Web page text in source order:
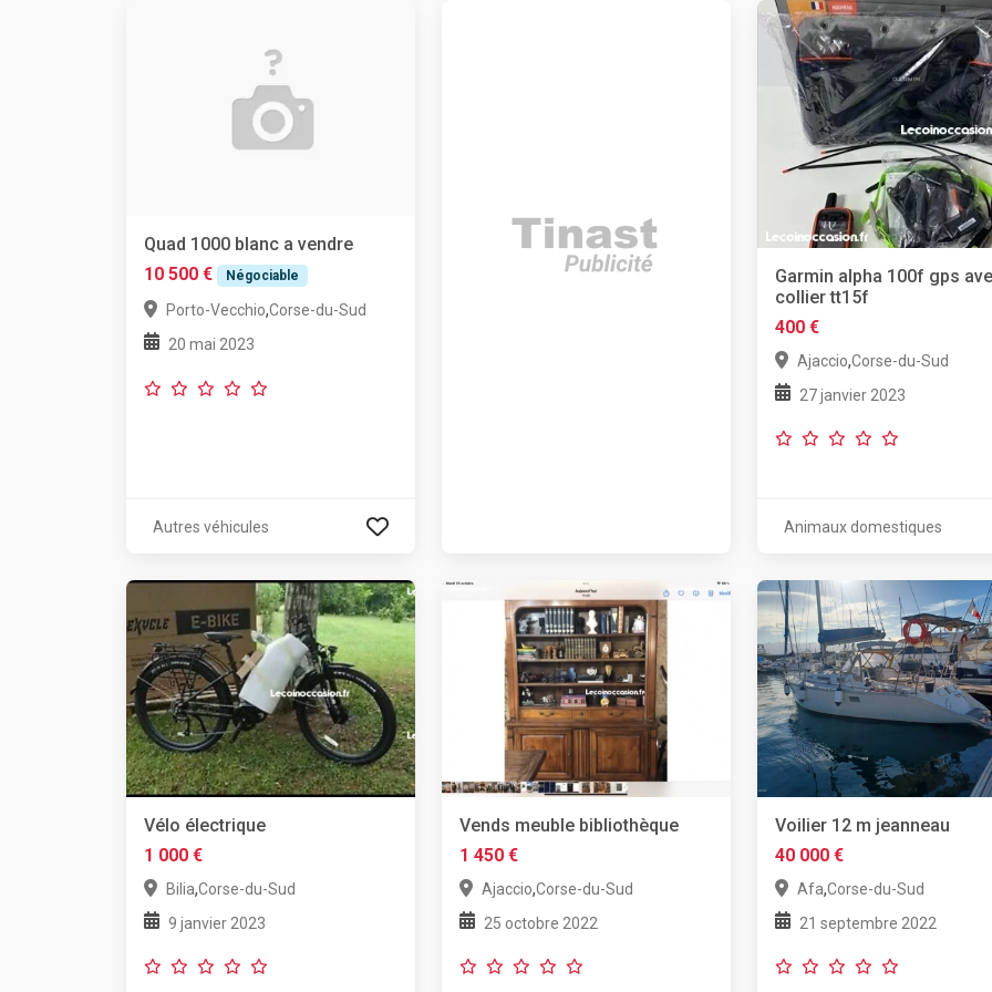
Quad 1000 blanc a vendre
10 500 €
Négociable
Porto-Vecchio,Corse-du-Sud
20 mai 2023
Autres véhicules
Garmin alpha 100f gps
collier tt15f
400 €
Ajaccio,Corse-du-Sud
27 janvier 2023
Animaux domestiques
Vélo électrique
1 000 €
Bilia,Corse-du-Sud
9 janvier 2023
Vends meuble bibliothèque
1 450 €
Ajaccio,Corse-du-Sud
25 octobre 2022
Voilier 12 m jeanneau
40 000 €
Afa,Corse-du-Sud
21 septembre 2022